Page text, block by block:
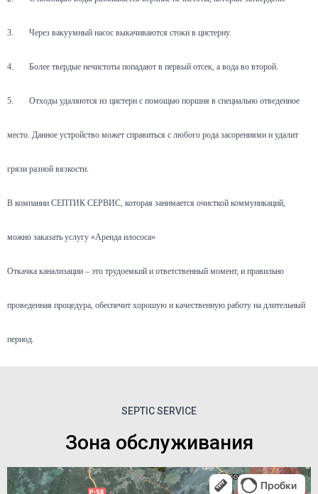
3. Через вакуумный насос выкачиваются стоки в цистерну.
4. Более твердые нечистоты попадают в первый отсек, а вода во второй.
5. Отходы удаляются из цистерн с помощью поршня в специально отведенное
место. Данное устройство может справиться с любого рода засорениями и удалит
грязи разной вязкости.
В компании СЕПТИК СЕРВИС, которая занимается очисткой коммуникаций,
можно заказать услугу «Аренда илососа»
Откачка канализации – это трудоемкий и ответственный момент, и правильно
проведенная процедура, обеспечит хорошую и качественную работу на длительный
период.
SEPTIC SERVICE
Зона обслуживания